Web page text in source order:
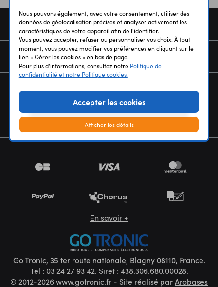
COMMANDE
SERVICES
NOUS CONNAÎTRE
NEWSLETTER
En savoir +
Go Tronic, 35 ter route nationale, Blagny 08110, France.
Tel : 03 24 27 93 42. Siret : 438.306.680.00028.
© 2012-2026 www.gotronic.fr - Site réalisé parArobases
Nous pouvons également, avec votre consentement, utiliser des
données de géolocalisation précises et analyser activement les
caractéristiques de votre appareil afin de l'identifier.
Vous pouvez accepter, refuser ou personnaliser vos choix. À tout
moment, vous pouvez modifier vos préférences en cliquant sur le
lien « Gérer les cookies » en bas de page.
Pour plus d'informations, consultez notre Politique de
confidentialité et notre Politique cookies.
Accepter les cookies
Afficher les détails